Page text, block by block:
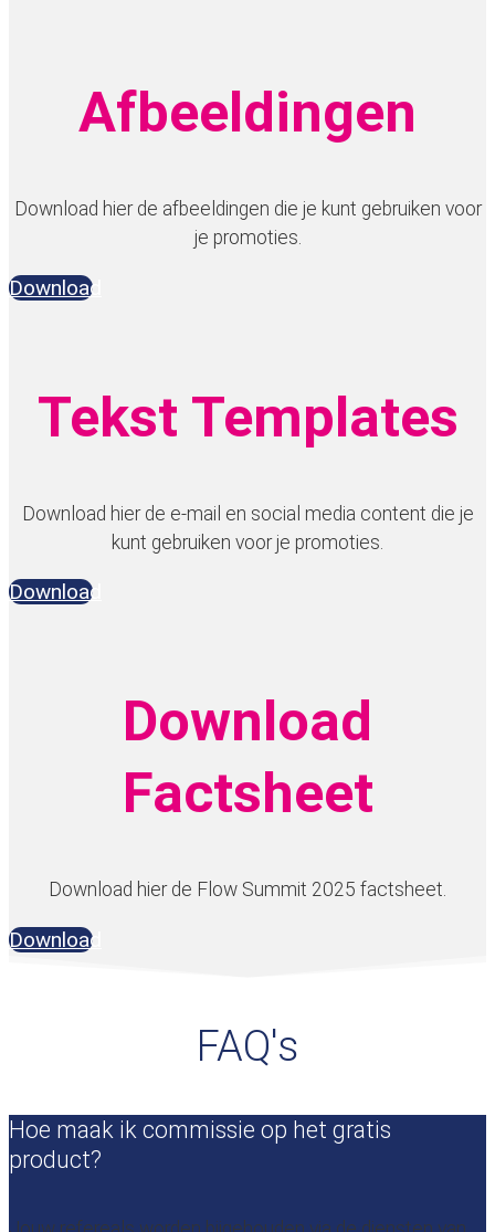
Afbeeldingen
Download hier de afbeeldingen die je kunt gebruiken voor
je promoties.
Download
Tekst Templates
Download hier de e-mail en social media content die je
kunt gebruiken voor je promoties.
Download
Download
Factsheet
Download hier de Flow Summit 2025 factsheet.
Download
FAQ's
Hoe maak ik commissie op het gratis
product?